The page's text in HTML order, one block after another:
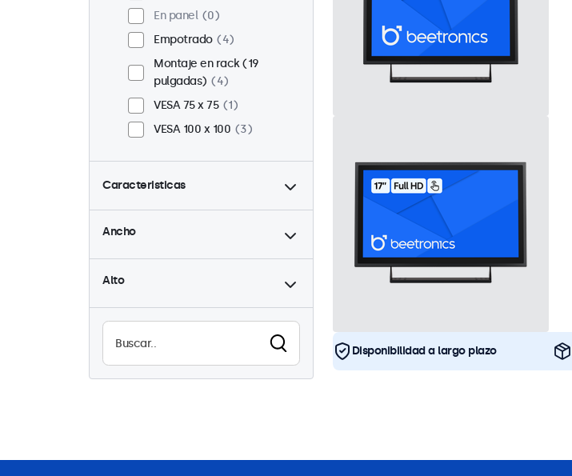
En panel
0
Empotrado
4
Montaje en rack (19
pulgadas)
4
VESA 75 x 75
1
VESA 100 x 100
3
Caracteristicas
4:3 / 5:4
2
Ajuste de brillo
4
Alta luminosidad
0
Legible a la luz del sol
0
Impermeable (IP65)
2
Antivandalismo
2
Ancho
Alto
Disponibilidad a largo plazo